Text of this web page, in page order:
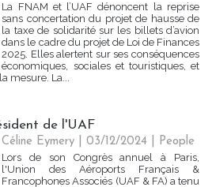
La FNAM et l’UAF dénoncent la reprise
sans concertation du projet de hausse de
la taxe de solidarité sur les billets d’avion
dans le cadre du projet de Loi de Finances
2025. Elles alertent sur ses conséquences
économiques, sociales et touristiques, et
mesure. La...
de l'UAF
Céline Eymery | 03/12/2024
People
Lors de son Congrès annuel à Paris,
l'Union des Aéroports Français &
Francophones Associés (UAF & FA) a tenu